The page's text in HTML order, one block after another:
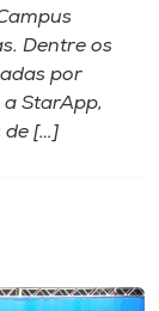
Dentre os
por
StarApp,
de […]